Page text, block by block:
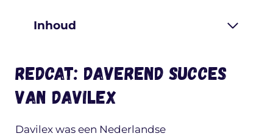
Inhoud
Redcat: daverend succes
van Davilex
Davilex was een Nederlandse